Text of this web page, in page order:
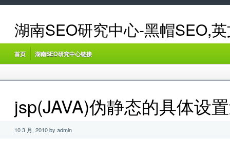
湖南SEO研究中心-黑帽SEO,
首页 湖南SEO研究中心链接
jsp(JAVA)伪静态的具体设
10 3 月, 2010 by admin